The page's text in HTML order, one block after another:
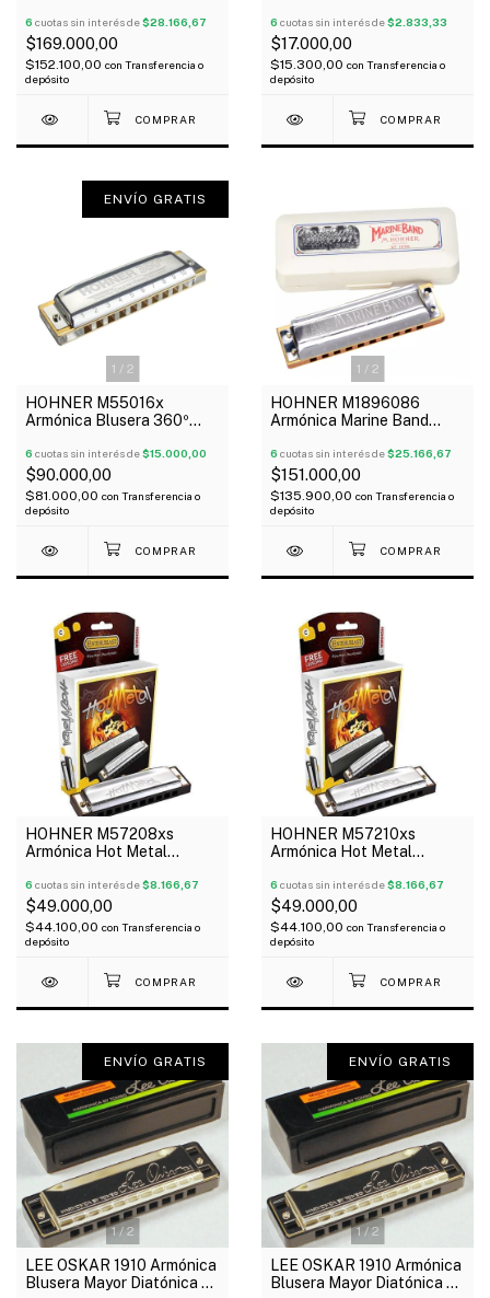
Madera A
6 cuotas sin interés de$28.166,67
$169.000,00
$152.100,00 con Transferencia o
depósito
6 cuotas sin interés de$2.833,33
$17.000,00
$15.300,00 con Transferencia o
depósito
1 / 2
ENVÍO GRATIS
HOHNER M55016x
Armónica Blusera 360º
6 cuotas sin interés de$15.000,00
$90.000,00
$81.000,00 con Transferencia o
depósito
1 / 2
HOHNER M1896086
Armónica Marine Band
Madera G
6 cuotas sin interés de$25.166,67
$151.000,00
$135.900,00 con Transferencia o
depósito
HOHNER M57208xs
Armónica Hot Metal
6 cuotas sin interés de$8.166,67
$49.000,00
$44.100,00 con Transferencia o
depósito
HOHNER M57210xs
Armónica Hot Metal
6 cuotas sin interés de$8.166,67
$49.000,00
$44.100,00 con Transferencia o
depósito
1/2
ENVÍO GRATIS
LEE OSKAR 1910 Armónica
Blusera Mayor Diatónica E
1/2
ENVÍO GRATIS
LEE OSKAR 1910 Armónica
Blusera Mayor Diatónica F